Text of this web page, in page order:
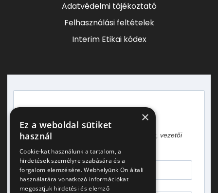
Adatvédelmi tájékoztató
Felhasználási feltételek
Interim Etikai kódex
Gyakorlati tapasztalatok, esettanulmányok, vezetői
×
Ez a weboldal sütiket
használ
Cookie-kat használunk a tartalom, a
hirdetések személyre szabására és a
forgalom elemzésére. Webhelyünk Ön általi
használatára vonatkozó információkat
megosztjuk hirdetési és elemző